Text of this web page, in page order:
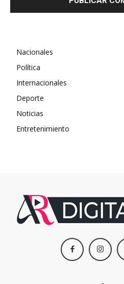
Nacionales
Política
Internacionales
Deporte
Noticias
Entretenimiento